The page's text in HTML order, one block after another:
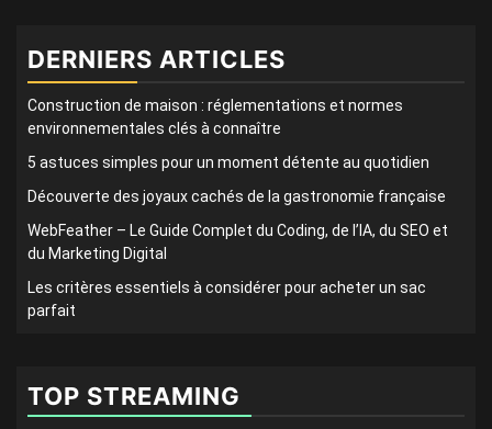
DERNIERS ARTICLES
Construction de maison : réglementations et normes
environnementales clés à connaître
5 astuces simples pour un moment détente au quotidien
Découverte des joyaux cachés de la gastronomie française
WebFeather – Le Guide Complet du Coding, de l’IA, du SEO et
du Marketing Digital
Les critères essentiels à considérer pour acheter un sac
parfait
TOP STREAMING